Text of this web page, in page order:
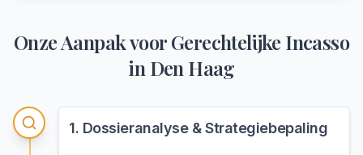
Onze Aanpak voorGerechtelijke Incasso
in Den Haag
1. Dossieranalyse & Strategiebepaling